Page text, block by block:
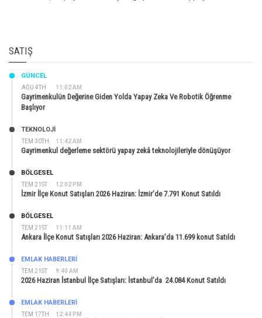
SATIŞ
AĞU 4TH 11:02 AM
GÜNCEL
Gayrimenkulün Değerine Giden Yolda Yapay Zeka Ve Robotik Öğrenme
Başlıyor
TEM 30TH 11:42 AM
TEKNOLOJİ
Gayrimenkul değerleme sektörü yapay zekâ teknolojileriyle dönüşüyor
TEM 21ST 12:02 PM
BÖLGESEL
İzmir İlçe Konut Satışları 2026 Haziran: İzmir’de 7.791 Konut Satıldı
TEM 21ST 11:11 AM
BÖLGESEL
Ankara İlçe Konut Satışları 2026 Haziran: Ankara’da 11.699 konut Satıldı
TEM 21ST 9:40 AM
EMLAK HABERLERI
2026 Haziran İstanbul İlçe Satışları: İstanbul’da 24.084 Konut Satıldı
TEM 17TH 12:44 PM
EMLAK HABERLERI